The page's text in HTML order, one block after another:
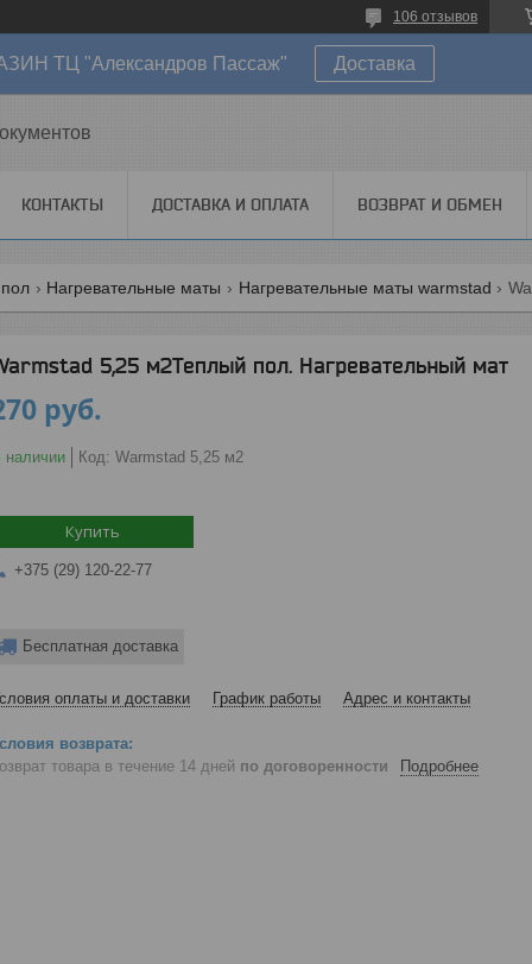
106 отзывов
ТЦ "Александров Пассаж" Доставка
КОНТАКТЫ ДОСТАВКА И ОПЛАТА ВОЗВРАТ И ОБМЕН
Нагревательные маты Нагревательные маты warmstad
5,25 м2Теплый пол. Нагревательный мат
руб.
наличии Код: Warmstad 5,25 м2
Купить
+375 (29) 120-22-77
Бесплатная доставка
оплаты и доставки График работы Адрес и контакты
товара в течение 14 дней по договоренности Подробнее